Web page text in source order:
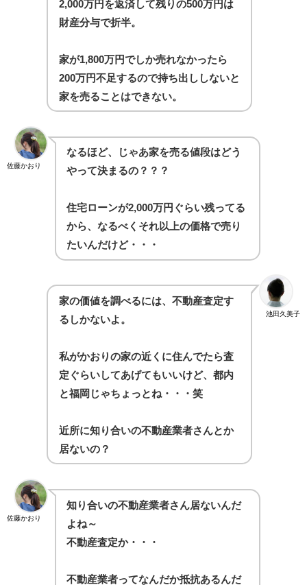
2,000万円を返済して残りの500万円は
財産分与で折半。
家が1,800万円でしか売れなかったら
200万円不足するので持ち出ししないと
家を売ることはできない。
佐藤かおり
なるほど、じゃあ家を売る値段はどう
やって決まるの？？？
住宅ローンが2,000万円ぐらい残ってる
から、なるべくそれ以上の価格で売り
たいんだけど・・・
池田久美子
家の価値を調べるには、不動産査定す
るしかないよ。
私がかおりの家の近くに住んでたら査
定ぐらいしてあげてもいいけど、都内
と福岡じゃちょっとね・・・笑
近所に知り合いの不動産業者さんとか
居ないの？
佐藤かおり
知り合いの不動産業者さん居ないんだ
よね～
不動産査定か・・・
不動産業者ってなんだか抵抗あるんだ